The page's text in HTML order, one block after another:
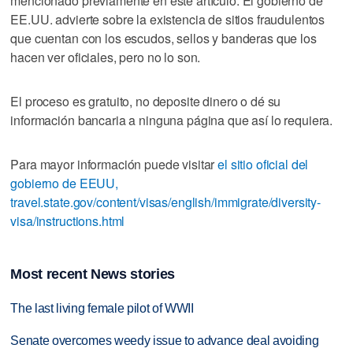
EE.UU. advierte sobre la existencia de sitios fraudulentos
que cuentan con los escudos, sellos y banderas que los
hacen ver oficiales, pero no lo son.
El proceso es gratuito, no deposite dinero o dé su
información bancaria a ninguna página que así lo requiera.
Para mayor información puede visitarel sitio oficial del
gobierno de EEUU,
travel.state.gov/content/visas/english/immigrate/diversity-
visa/instructions.html
Most recent News stories
The last living female pilot of WWII
Senate overcomes weedy issue to advance deal avoiding